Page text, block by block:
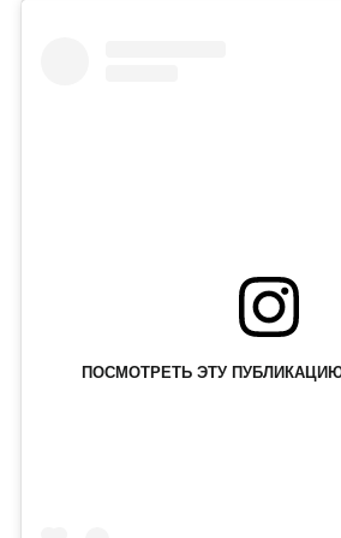
ПОСМОТРЕТЬ ЭТУ ПУБЛИКАЦИЮ